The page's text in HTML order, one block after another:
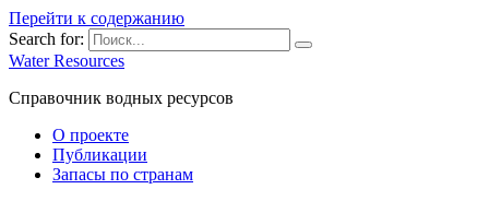
Перейти к содержанию
Search for:
Water Resources
Справочник водных ресурсов
О проекте
Публикации
Запасы по странам